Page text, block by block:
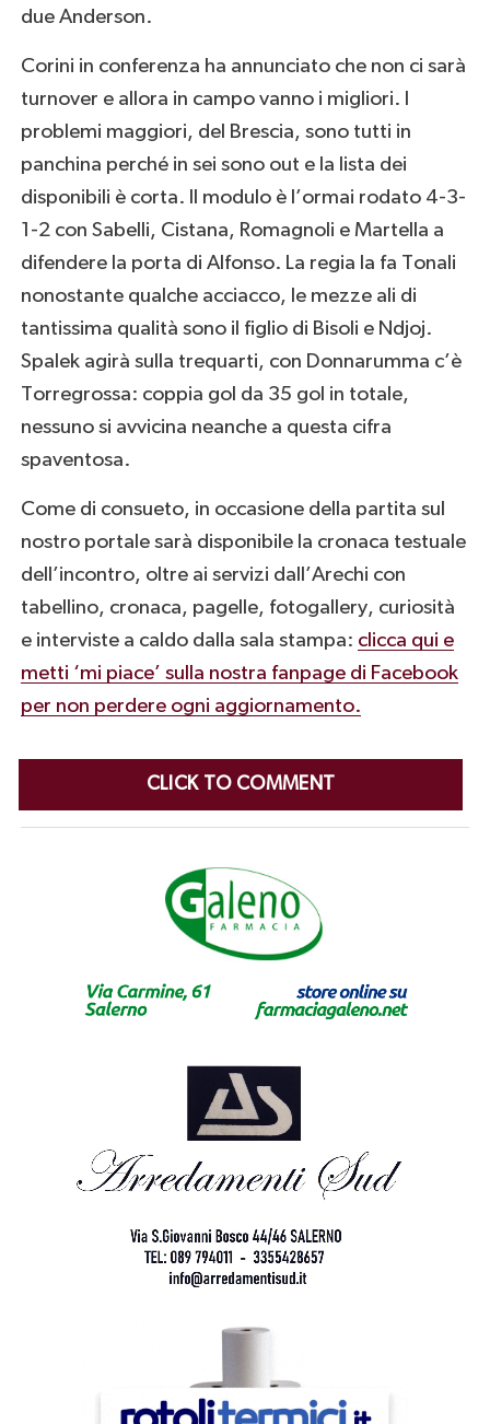
due Anderson.
Corini in conferenza ha annunciato che non ci sarà
turnover e allora in campo vanno i migliori. I
problemi maggiori, del Brescia, sono tutti in
panchina perché in sei sono out e la lista dei
disponibili è corta. Il modulo è l’ormai rodato 4-3-
1-2 con Sabelli, Cistana, Romagnoli e Martella a
difendere la porta di Alfonso. La regia la fa Tonali
nonostante qualche acciacco, le mezze ali di
tantissima qualità sono il figlio di Bisoli e Ndjoj.
Spalek agirà sulla trequarti, con Donnarumma c’è
Torregrossa: coppia gol da 35 gol in totale,
nessuno si avvicina neanche a questa cifra
spaventosa.
Come di consueto, in occasione della partita sul
nostro portale sarà disponibile la cronaca testuale
dell’incontro, oltre ai servizi dall’Arechi con
tabellino, cronaca, pagelle, fotogallery, curiosità
e interviste a caldo dalla sala stampa: clicca qui e
metti ‘mi piace’ sulla nostra fanpage di Facebook
per non perdere ogni aggiornamento.
CLICK TO COMMENT